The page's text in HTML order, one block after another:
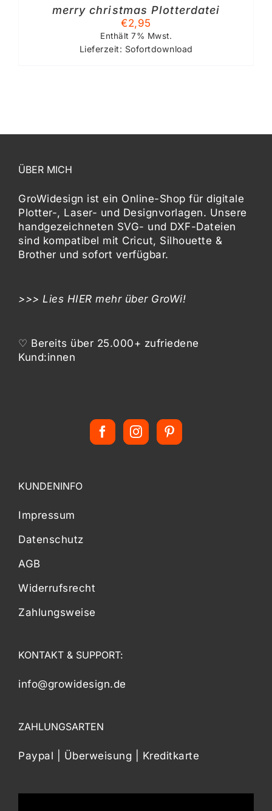
merry christmas Plotterdatei
€2,95
Enthält 7% Mwst.
Lieferzeit: Sofortdownload
ÜBER MICH
GroWidesign ist ein Online-Shop für digitale
Plotter-, Laser- und Designvorlagen. Unsere
handgezeichneten SVG- und DXF-Dateien
sind kompatibel mit Cricut, Silhouette &
Brother und sofort verfügbar.
>>> Lies HIER mehr über GroWi!
♡ Bereits über 25.000+ zufriedene
Kund:innen
KUNDENINFO
Impressum
Datenschutz
AGB
Widerrufsrecht
Zahlungsweise
KONTAKT & SUPPORT:
info@growidesign.de
ZAHLUNGSARTEN
Paypal | Überweisung | Kreditkarte